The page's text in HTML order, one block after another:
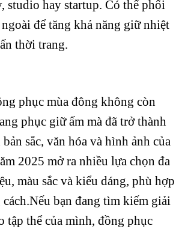
studio hay startup. Có thể phối
để tăng khả năng giữ nhiệt
thời trang.
phục mùa đông không còn
phục giữ ấm mà đã trở thành
sắc, văn hóa và hình ảnh của
2025 mở ra nhiều lựa chọn đa
màu sắc và kiểu dáng, phù hợp
bạn đang tìm kiếm giải
tập thể của mình, đồng phục